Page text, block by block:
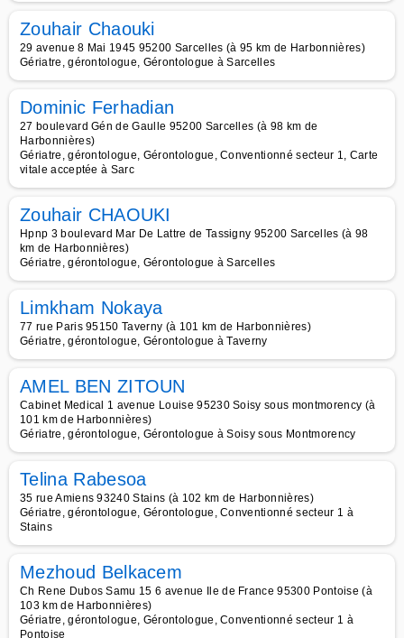
Zouhair Chaouki
29 avenue 8 Mai 1945 95200 Sarcelles (à 95 km de Harbonnières)
Gériatre, gérontologue, Gérontologue à Sarcelles
Dominic Ferhadian
27 boulevard Gén de Gaulle 95200 Sarcelles (à 98 km de
Harbonnières)
Gériatre, gérontologue, Gérontologue, Conventionné secteur 1, Carte
vitale acceptée à Sarc
Zouhair CHAOUKI
Hpnp 3 boulevard Mar De Lattre de Tassigny 95200 Sarcelles (à 98
km de Harbonnières)
Gériatre, gérontologue, Gérontologue à Sarcelles
Limkham Nokaya
77 rue Paris 95150 Taverny (à 101 km de Harbonnières)
Gériatre, gérontologue, Gérontologue à Taverny
AMEL BEN ZITOUN
Cabinet Medical 1 avenue Louise 95230 Soisy sous montmorency (à
101 km de Harbonnières)
Gériatre, gérontologue, Gérontologue à Soisy sous Montmorency
Telina Rabesoa
35 rue Amiens 93240 Stains (à 102 km de Harbonnières)
Gériatre, gérontologue, Gérontologue, Conventionné secteur 1 à
Stains
Mezhoud Belkacem
Ch Rene Dubos Samu 15 6 avenue Ile de France 95300 Pontoise (à
103 km de Harbonnières)
Gériatre, gérontologue, Gérontologue, Conventionné secteur 1 à
Pontoise